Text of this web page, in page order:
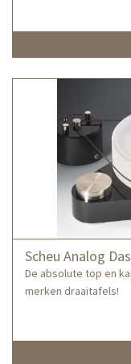
Scheu Analog
De absolute top en
merken draaitafels!